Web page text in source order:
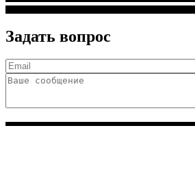
Задать вопрос